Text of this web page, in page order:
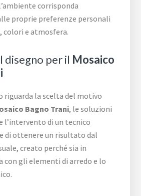
corrisponda
proprie preferenze personali
e atmosfera.
disegno per il Mosaico
riguarda la scelta del motivo
Bagno Trani, le soluzioni
l’intervento di un tecnico
di ottenere un risultato dal
creato perché sia in
gli elementi di arredo e lo